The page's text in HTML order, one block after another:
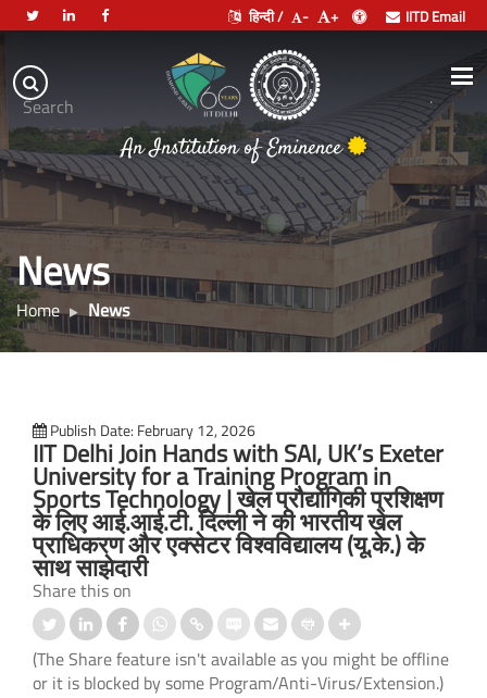
Search
हिन्दी / - + IITD Email
Indian
Institute
of
Technology
Delhi
An Institution of Eminence
.
News
Home News
Publish Date: February 12, 2026
IIT Delhi Join Hands with SAI, UK’s Exeter
University for a Training Program in
Sports Technology | खेल प्रौद्योगिकी प्रशिक्षण
के लिए आई.आई.टी. दिल्ली ने की भारतीय खेल
प्राधिकरण और एक्सेटर विश्वविद्यालय (यू.के.) के
साथ साझेदारी
Share this on
(The Share feature isn't available as you might be offline
or it is blocked by some Program/Anti-Virus/Extension.)